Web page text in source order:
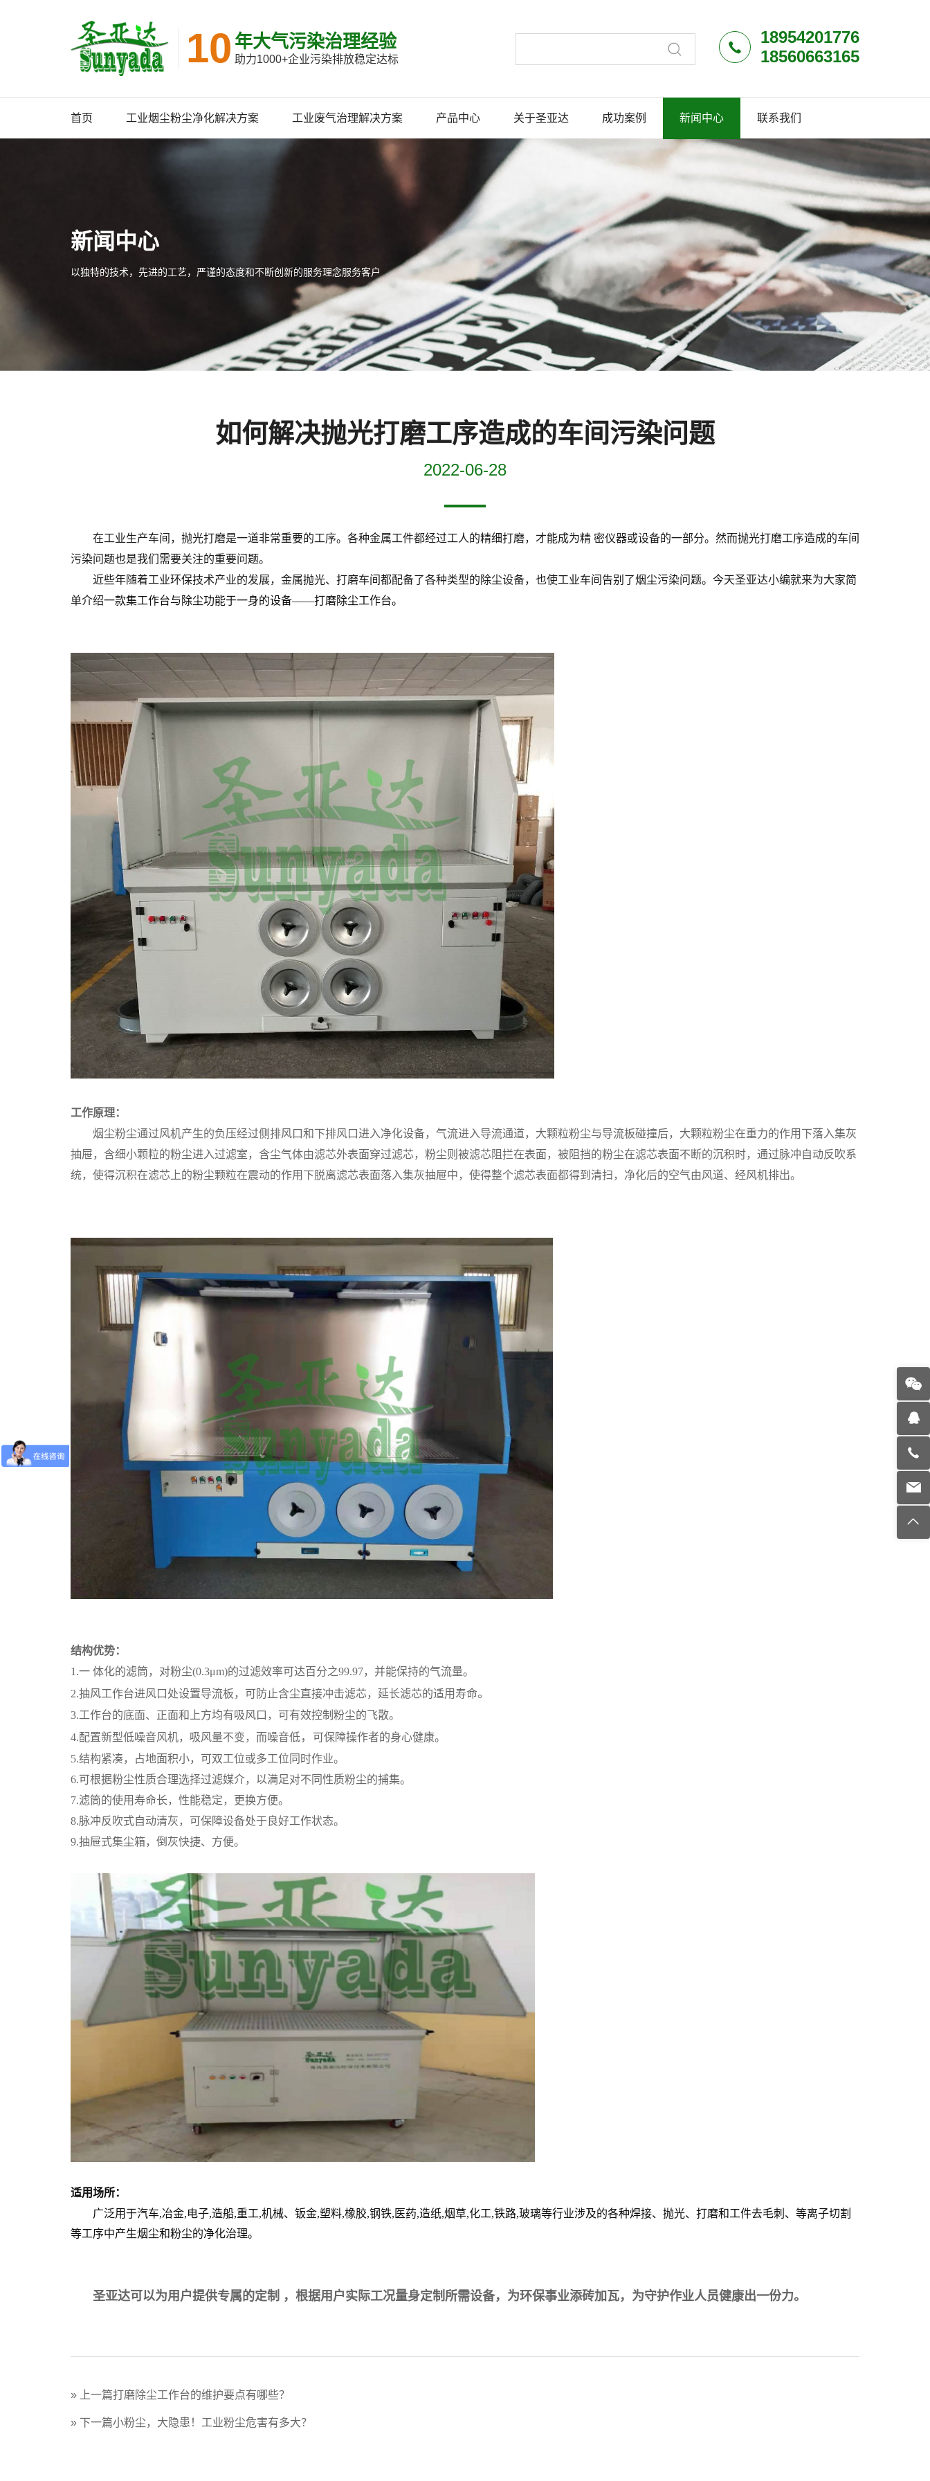
10 年大气污染治理经验
助力1000+企业污染排放稳定达标
18954201776
18560663165
首页 工业烟尘粉尘净化解决方案 工业废气治理解决方案 产品中心 关于圣亚达 成功案例 新闻中心 联系我们
新闻中心
以独特的技术，先进的工艺，严谨的态度和不断创新的服务理念服务客户
如何解决抛光打磨工序造成的车间污染问题
2022-06-28
在工业生产车间，抛光打磨是一道非常重要的工序。各种金属工件都经过工人的精细打磨，才能成为精 密仪器或设备的一部分。然而抛光打磨工序造成的车间
污染问题也是我们需要关注的重要问题。
近些年随着工业环保技术产业的发展，金属抛光、打磨车间都配备了各种类型的除尘设备，也使工业车间告别了烟尘污染问题。 今天圣亚达小编就来为大家简
单介绍一款集工作台与除尘功能于一身的设备——打磨除尘工作台。
工作原理：
烟尘粉尘通过风机产生的负压经过侧排风口和下排风口进入净化设备，气流进入导流通道，大颗粒粉尘与导流板碰撞后，大颗粒粉尘在重力的作用下落入集灰
抽屉，含细小颗粒的粉尘进入过滤室，含尘气体由滤芯外表面穿过滤芯，粉尘则被滤芯阻拦在表面，被阻挡的粉尘在滤芯表面不断的沉积时，通过脉冲自动反吹系
统，使得沉积在滤芯上的粉尘颗粒在震动的作用下脱离滤芯表面落入集灰抽屉中，使得整个滤芯表面都得到清扫，净化后的空气由风道、经风机排出。
结构优势：
1.一 体化的滤筒，对粉尘(0.3μm)的过滤效率可达百分之99.97，并能保持的气流量。
2.抽风工作台进风口处设置导流板， 可防止含尘直接冲击滤芯，延长滤芯的适用寿命。
3.工作台的底面、正面和上方均有吸风口，可有效控制粉尘的飞散。
4.配置新型低噪音风机，吸风量不变，而噪音低，
可保障操作者的身心健康。
5.结构紧凑，占地面积小，可双工位或多工位同时作业。
6.可根据粉尘性质合理选择过滤媒介，以满足对不同性质粉尘的捕集。
7.滤筒的使用寿命长，性能稳定，更换方便。
8.脉冲反吹式自动清灰，可保障设备处于良好工作状态。
9.抽屉式集尘箱，倒灰快捷、方便。
适用场所：
广泛用于汽车,冶金,电子,造船,重工,机械、钣金,塑料,橡胶,钢铁,医药,造纸,烟草,化工,铁路,玻璃等行业涉及的各种焊接、抛光、打磨和工件去毛刺、等离子切割
等工序中产生烟尘和粉尘的净化治理。
圣亚达可以为用户提供专属的定制 ，根据用户实际工况量身定制所需设备，为环保事业添砖加瓦，为守护作业人员健康出一份力。
» 上一篇打磨除尘工作台的维护要点有哪些？
» 下一篇小粉尘，大隐患！工业粉尘危害有多大？